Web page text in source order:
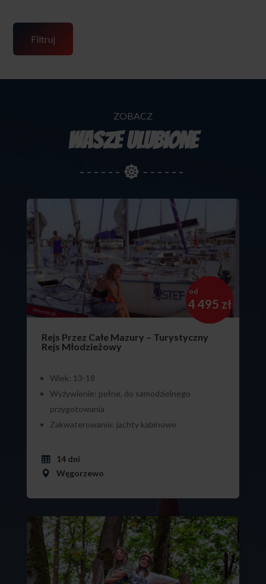
Filtruj
ZOBACZ
Wasze Ulubione

od
4 495 zł
Rejs Przez Całe Mazury – Turystyczny
Rejs Młodzieżowy
Wiek: 13-18
Wyżywienie: pełne, do samodzielnego
przygotowania
Zakwaterowanie: jachty kabinowe
14 dni
Węgorzewo